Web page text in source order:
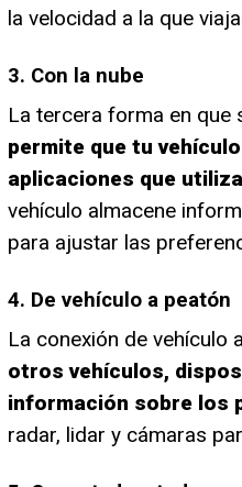
la velocidad a la que
3. Con la nube
La tercera forma en que
permite que tu
aplicaciones que
vehículo almacene
para ajustar las
4. De vehículo a peatón
La conexión de vehículo
otros vehículos,
información sobre los
radar, lidar y cámaras